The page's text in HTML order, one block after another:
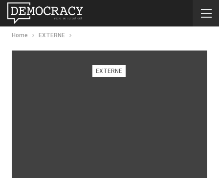
Home EXTERNE
EXTERNE